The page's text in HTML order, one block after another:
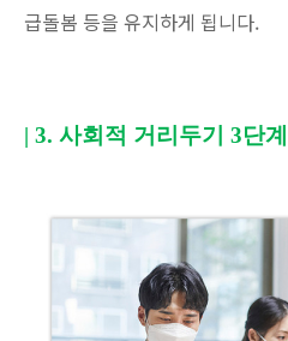
급돌봄 등을 유지하게 됩니다.
| 3. 사회적 거리두기 3단계